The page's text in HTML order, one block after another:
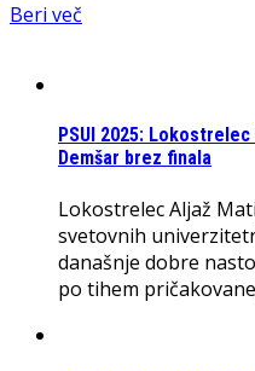
Beri več
PSUI 2025:
Demšar brez finala
Lokostrelec Aljaž
svetovnih
današnje dobre
po tihem